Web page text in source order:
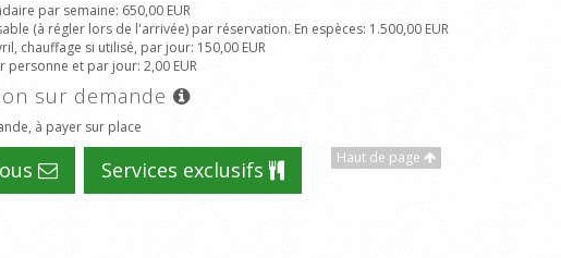
par semaine: 650,00 EUR
(à régler lors de l'arrivée) par réservation. En espèces: 1.500,00 EUR
chauffage si utilisé, par jour: 150,00 EUR
personne et par jour: 2,00 EUR
sur demande
à payer sur place
Haut de page
Services exclusifs